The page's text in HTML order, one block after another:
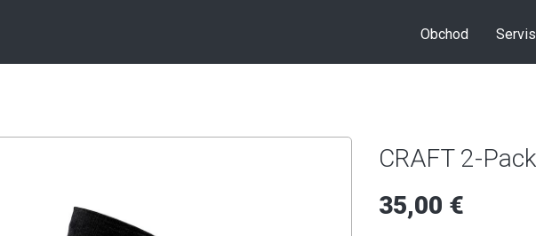
Obchod Servis
CRAFT 2-
35,00 €